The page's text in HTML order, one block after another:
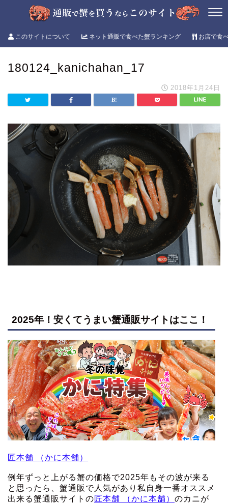
このサイトについて ネット通販で食べた蟹ランキング お店で食
180124_kanichahan_17
2018年1月24日
2025年！安くてうまい蟹通販サイトはここ！
匠本舗 （かに本舗）
例年ずっと上がる蟹の価格で2025年もその波が来る
と思ったら、蟹通販で人気があり私自身一番オススメ
出来る蟹通販サイトの匠本舗 （かに本舗） のカニが